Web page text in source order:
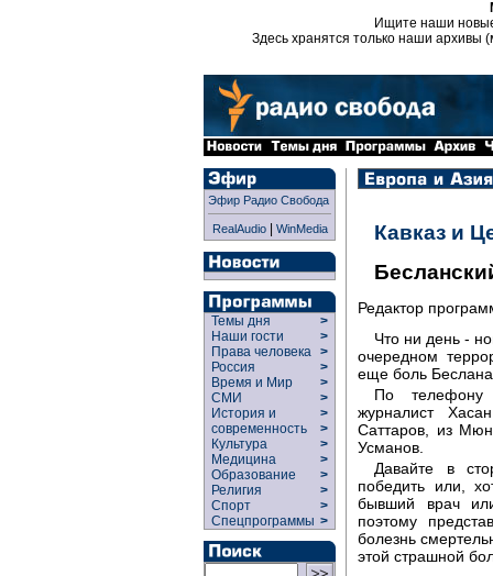
Ищите наши
Здесь хранятся только наши архивы
Эфир Радио Свобода
RealAudio| WinMedia
Темы дня
>
Наши гости
>
Права человека >
Россия
>
Время и Мир
>
СМИ
>
История и
современность
>
>
Культура
>
Медицина
>
Образование
>
Религия
>
Спорт
>
Спецпрограммы >
Кавказ и
Редактор
Что ни день -
очередном
еще боль
По телефону
журналист
Саттаров, из
Усманов.
Давайте в
победить или,
бывший врач
поэтому
болезнь
этой страшной